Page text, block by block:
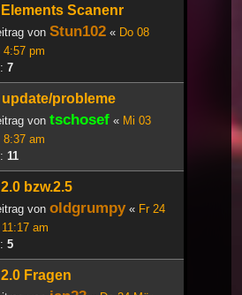
Elements Scanenr
von Stun102 « Do 08
4:57 pm
7
update/probleme
von tschosef « Mi 03
8:37 am
11
bzw.2.5
von oldgrumpy« Fr 24
am
5
Fragen